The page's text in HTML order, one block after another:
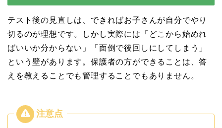
テスト後の見直しは、できればお子さんが自分でやり
切るのが理想です。しかし実際には「どこから始めれ
ばいいか分からない」「面倒で後回しにしてしまう」
という壁があります。保護者の方ができることは、答
えを教えることでも管理することでもありません。